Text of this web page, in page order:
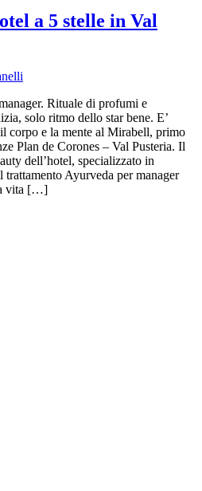
a 5 stelle in Val
Rituale di profumi e
solo ritmo dello star bene. E’
corpo e la mente al Mirabell, primo
Plan de Corones – Val Pusteria. Il
dell’hotel, specializzato in
Ayurveda per manager
vita […]